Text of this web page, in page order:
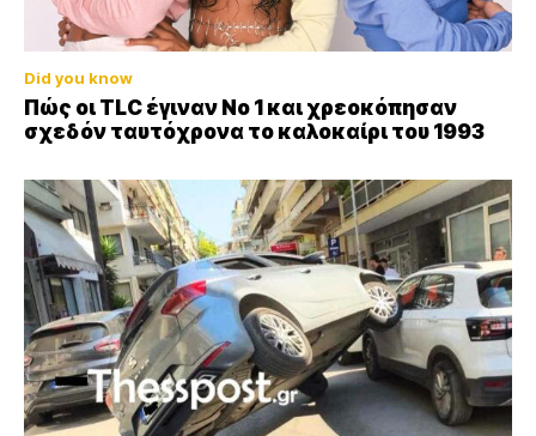
Did you know
Πώς οι TLC έγιναν Νο 1 και χρεοκόπησαν
σχεδόν ταυτόχρονα το καλοκαίρι του 1993